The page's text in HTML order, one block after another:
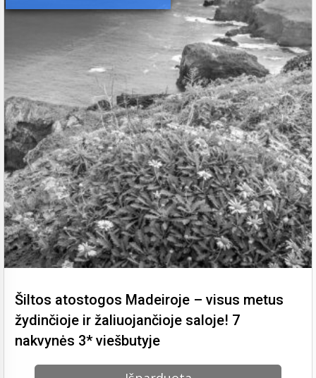
Šiltos atostogos Madeiroje – visus metus
žydinčioje ir žaliuojančioje saloje! 7
nakvynės 3* viešbutyje